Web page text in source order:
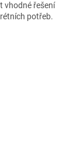
vhodné řešení
potřeb.